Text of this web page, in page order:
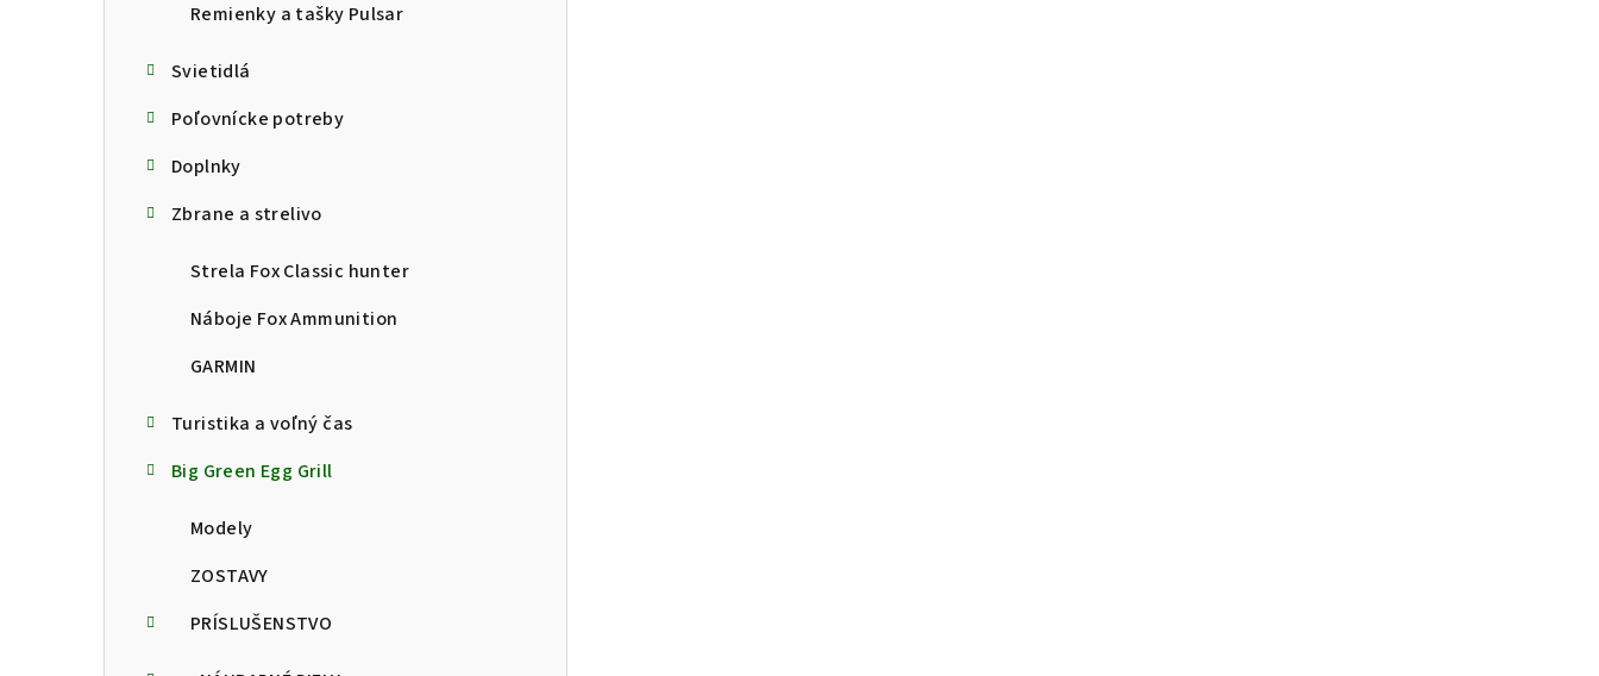
Remienky a tašky Pulsar
Svietidlá
Poľovnícke potreby
Doplnky
Zbrane a strelivo
Strela Fox Classic hunter
Náboje Fox Ammunition
GARMIN
Turistika a voľný čas
Big Green Egg Grill
Modely
ZOSTAVY
PRÍSLUŠENSTVO